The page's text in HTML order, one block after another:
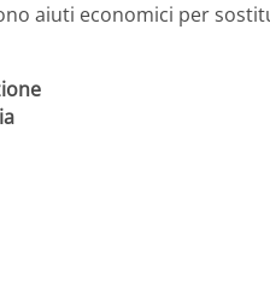
aiuti economici per